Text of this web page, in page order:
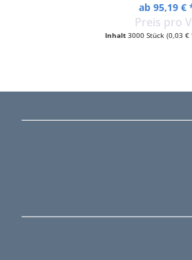
ab 95,19 €
Preis pro
Inhalt 3000 Stück (0,03 €